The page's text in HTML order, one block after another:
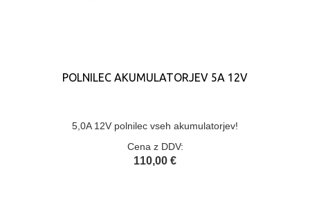
POLNILEC AKUMULATORJEV 5A 12V
5,0A 12V polnilec vseh akumulatorjev!
Cena z DDV:
110,00 €